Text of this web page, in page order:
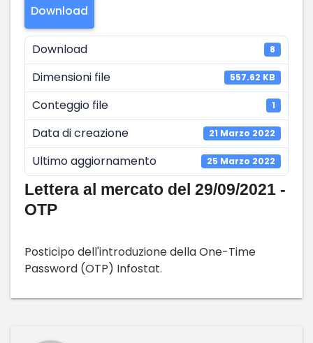
Download
Download 8
Dimensioni file 557.62 KB
Conteggio file 1
Data di creazione 21 Marzo 2022
Ultimo aggiornamento 25 Marzo 2022
Lettera al mercato del 29/09/2021 -
OTP
Posticipo dell'introduzione della One-Time
Password (OTP) Infostat.